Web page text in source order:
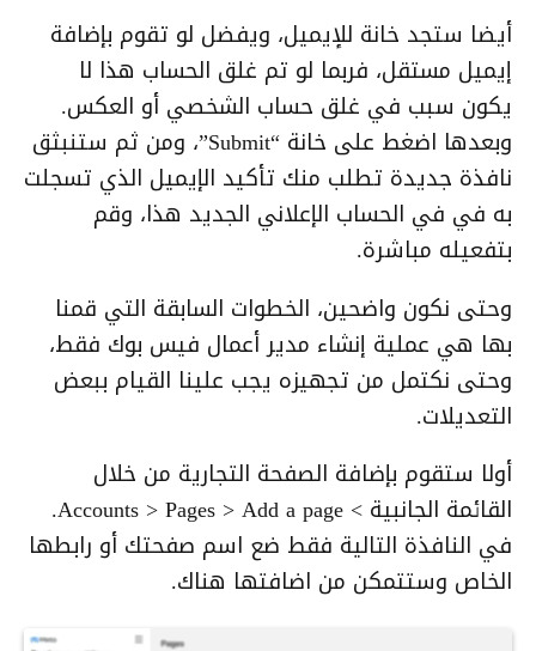
أيضا ستجد خانة للإيميل، ويفضل لو تقوم بإضافة
إيميل مستقل، فربما لو تم غلق الحساب هذا لا
يكون سبب في غلق حساب الشخصي أو العكس.
وبعدها اضغط على خانة “Submit”، ومن ثم ستنبثق
نافذة جديدة تطلب منك تأكيد الإيميل الذي تسجلت
به في في الحساب الإعلاني الجديد هذا، وقم
بتفعيله مباشرة.
وحتى نكون واضحين، الخطوات السابقة التي قمنا
بها هي عملية إنشاء مدير أعمال فيس بوك فقط،
وحتى نكتمل من تجهيزه يجب علينا القيام ببعض
التعديلات.
أولا ستقوم بإضافة الصفحة التجارية من خلال
القائمة الجانبية > Accounts > Pages > Add a page.
في النافذة التالية فقط ضع اسم صفحتك أو رابطها
الخاص وستتمكن من اضافتها هناك.